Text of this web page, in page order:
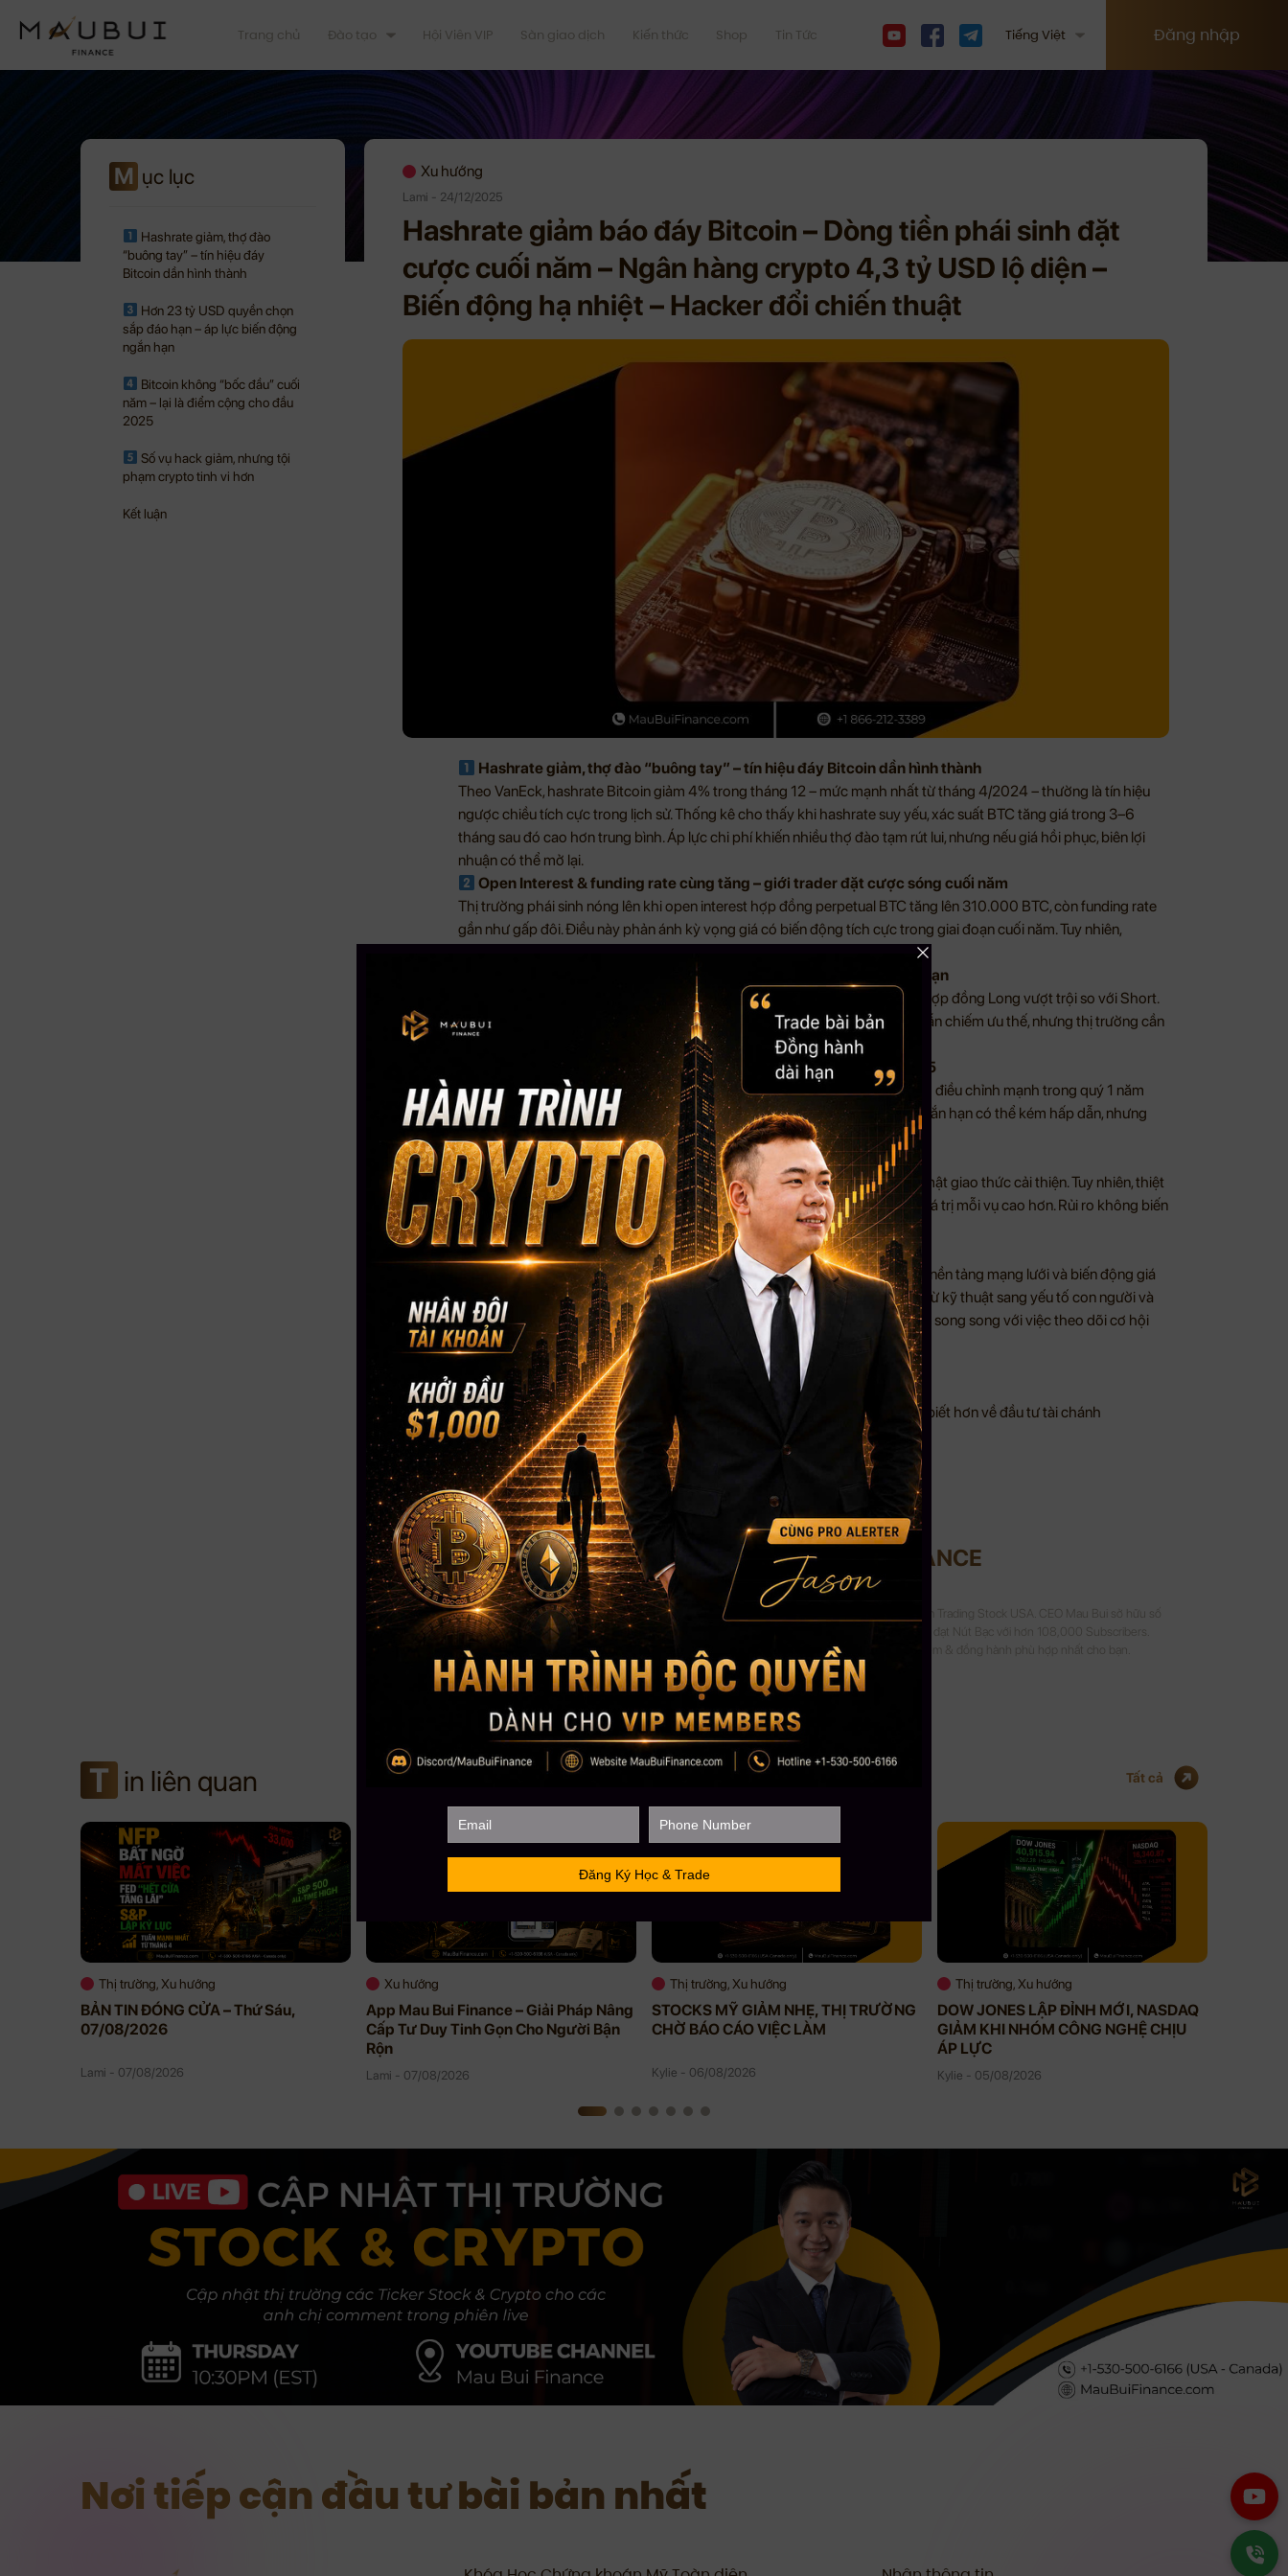
Trang chủ Đào tạo Hội Viên VIP Sàn giao dịch Kiến thức Shop Tin Tức Tiếng Việt Đăng nhập
M ục lục
Hashrate giảm, thợ đào
“buông tay” – tín hiệu đáy
Bitcoin dần hình thành
Hơn 23 tỷ USD quyền chọn
sắp đáo hạn – áp lực biến động
ngắn hạn
Bitcoin không “bốc đầu” cuối
năm – lại là điểm cộng cho đầu
2025
Số vụ hack giảm, nhưng tội
phạm crypto tinh vi hơn
Kết luận
Xu hướng
Lami - 24/12/2025
Hashrate giảm báo đáy Bitcoin – Dòng tiền phái sinh đặt
cược cuối năm – Ngân hàng crypto 4,3 tỷ USD lộ diện –
Biến động hạ nhiệt – Hacker đổi chiến thuật
Hashrate giảm, thợ đào “buông tay” – tín hiệu đáy Bitcoin dần hình thành
Theo VanEck, hashrate Bitcoin giảm 4% trong tháng 12 – mức mạnh nhất từ tháng 4/2024 – thường là tín hiệu
ngược chiều tích cực trong lịch sử. Thống kê cho thấy khi hashrate suy yếu, xác suất BTC tăng giá trong 3–6
tháng sau đó cao hơn trung bình. Áp lực chi phí khiến nhiều thợ đào tạm rút lui, nhưng nếu giá hồi phục, biên lợi
nhuận có thể mở lại.
Open Interest & funding rate cùng tăng – giới trader đặt cược sóng cuối năm
Thị trường phái sinh nóng lên khi open interest hợp đồng perpetual BTC tăng lên 310.000 BTC, còn funding rate
gần như gấp đôi. Điều này phản ánh kỳ vọng giá có biến động tích cực trong giai đoạn cuối năm. Tuy nhiên,
Hơn 23 tỷ USD quyền chọn sắp đáo hạn – áp lực biến động ngắn hạn
Sự kiện đáo hạn quyền chọn Bitcoin cuối năm có quy mô rất lớn, với lượng hợp đồng Long vượt trội so với Short.
Giá thực tế hiện vẫn thấp hơn vùng kỳ vọng cao, cho thấy tâm lý lạc quan vẫn chiếm ưu thế, nhưng thị trường cần
chuyển động đủ mạnh để tránh nhiều vị thế mất giá khi đáo hạn.
Bitcoin không “bốc đầu” cuối năm – lại là điểm cộng cho đầu 2025
Anthony Pompliano cho rằng việc BTC không tăng nóng giúp giảm nguy cơ điều chỉnh mạnh trong quý 1 năm
sau. Biến động giá đang thấp hơn các chu kỳ trước, đồng nghĩa lợi nhuận ngắn hạn có thể kém hấp dẫn, nhưng
đổi lại là nền giá ổn định hơn, hạn chế kịch bản giảm sâu.
Số vụ hack giảm, nhưng tội phạm crypto tinh vi hơn
Dữ liệu từ CertiK cho thấy số lượng vụ tấn công giảm mạnh, phản ánh bảo mật giao thức cải thiện. Tuy nhiên, thiệt
hại lại tập trung vào các vụ tấn công chuỗi cung ứng và lừa đảo tinh vi, với giá trị mỗi vụ cao hơn. Rủi ro không biến
mất, mà chỉ dịch chuyển sang hình thức phức tạp hơn.
Kết luận
Bức tranh thị trường crypto cuối năm cho thấy nhiều mảnh ghép trái chiều: nền tảng mạng lưới và biến động giá
ổn định hơn, dòng tiền đầu cơ vẫn hoạt động mạnh, trong khi rủi ro chuyển từ kỹ thuật sang yếu tố con người và
hạ tầng. Đây là giai đoạn cần tỉnh táo hơn là hưng phấn, ưu tiên quản trị rủi ro song song với việc theo dõi cơ hội
mới đang hình thành.
Nguồn: Tổng hợp
——————–
MAU BUI FINANCE – Với sứ mệnh giúp hàng triệu người Việt toàn cầu hiểu biết hơn về đầu tư tài chánh
Hotline: +1 866-212-3389
MauBuiFinance.com
Tham gia Discord VIP Group:
https://go.maubuifinance.com/vip
FOUNDER & CEO MAU BUI FINANCE
CEO MBF
Với kinh nghiệm chinh chiến gần 12 năm Trading Crypto và 8 năm Trading Stock USA. CEO Mau Bui sở hữu số
lượng học viên trên toàn cầu lên đến gần 5000+, kênh Youtube đạt Nút Bạc với hơn 108,000 Subscribers.
CEO Mau Bui sẽ là người coaching hướng dẫn, chia sẻ kinh nghiệm & đồng hành phù hợp nhất cho bạn.
T in liên quan Tất cả
Thị trường, Xu hướng
BẢN TIN ĐÓNG CỬA – Thứ Sáu,
07/08/2026
Lami - 07/08/2026
Xu hướng
App Mau Bui Finance – Giải Pháp Nâng
Cấp Tư Duy Tinh Gọn Cho Người Bận
Rộn
Lami - 07/08/2026
Thị trường, Xu hướng
STOCKS MỸ GIẢM NHẸ, THỊ TRƯỜNG
CHỜ BÁO CÁO VIỆC LÀM
Kylie - 06/08/2026
Thị trường, Xu hướng
DOW JONES LẬP ĐỈNH MỚI, NASDAQ
GIẢM KHI NHÓM CÔNG NGHỆ CHỊU
ÁP LỰC
Kylie - 05/08/2026
Nơi tiếp cận đầu tư bài bản nhất